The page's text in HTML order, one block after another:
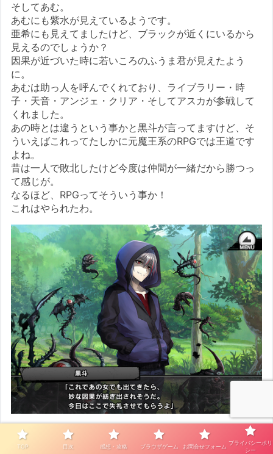
そしてあむ。
あむにも紫水が見えているようです。
亜希にも見えてましたけど、ブラックが近くにいるから
見えるのでしょうか？
因果が近づいた時に若いころのふうま君が見えたよう
に。
あむは助っ人を呼んでくれており、ライブラリー・時
子・天音・アンジェ・クリア・そしてアスカが参戦して
くれました。
あの時とは違うという事かと黒斗が言ってますけど、そ
ういえばこれってたしかに元魔王系のRPGでは王道です
よね。
昔は一人で敗北したけど今度は仲間が一緒だから勝つっ
て感じが。
なるほど、RPGってそういう事か！
これはやられたわ。
アスカの出現でおそらくアサギの存在を危惧するブラッ
ク。
TOP 目次 感想・攻略 ブラウザゲーム お問合せフォーム
プライバシーポリ
シー